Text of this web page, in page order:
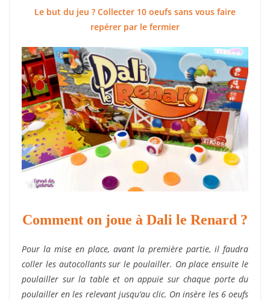
Le but du jeu ? Collecter 10 oeufs sans vous faire
repérer par le fermier
Comment on joue à Dali le Renard ?
Pour la mise en place, avant la première partie, il faudra
coller les autocollants sur le poulailler. On place ensuite le
poulailler sur la table et on appuie sur chaque porte du
poulailler en les relevant jusqu’au clic. On insère les 6 oeufs